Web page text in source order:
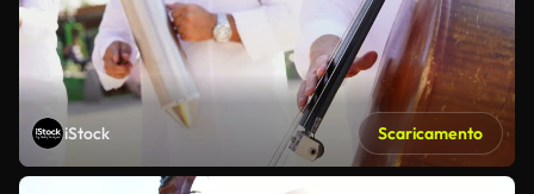
iStock Scaricamento